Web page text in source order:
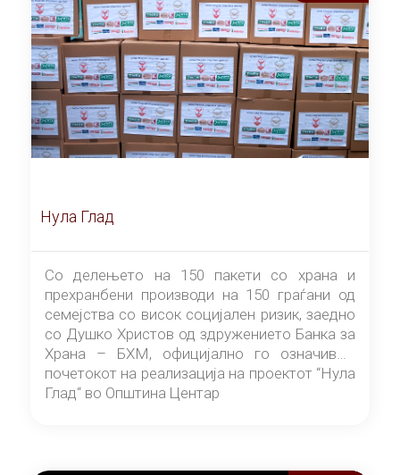
Нула Глад
Со делењето на 150 пакети со храна и
прехранбени производи на 150 граѓани од
семејства со висок социјален ризик, заедно
со Душко Христов од здружението Банка за
Храна – БХМ, официјално го означивме
почетокот на реализација на проектот “Нула
Глад“ во Општина Центар